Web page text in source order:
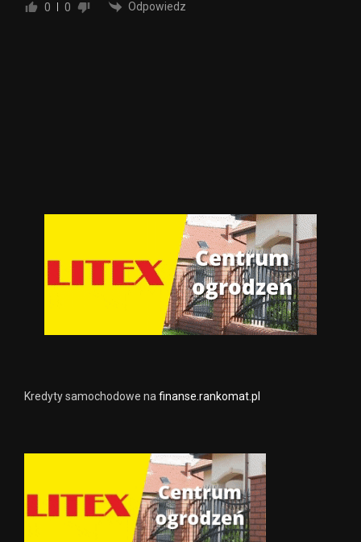
0 0 Odpowiedz
Kredyty samochodowe na finanse.rankomat.pl